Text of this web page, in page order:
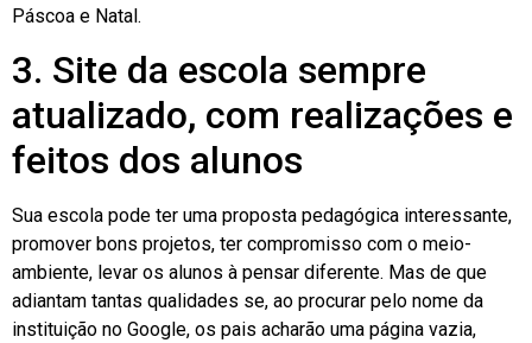
Páscoa e Natal.
3. Site da escola sempre
atualizado, com realizações e
feitos dos alunos
Sua escola pode ter uma proposta pedagógica interessante,
promover bons projetos, ter compromisso com o meio-
ambiente, levar os alunos à pensar diferente. Mas de que
adiantam tantas qualidades se, ao procurar pelo nome da
instituição no Google, os pais acharão uma página vazia,